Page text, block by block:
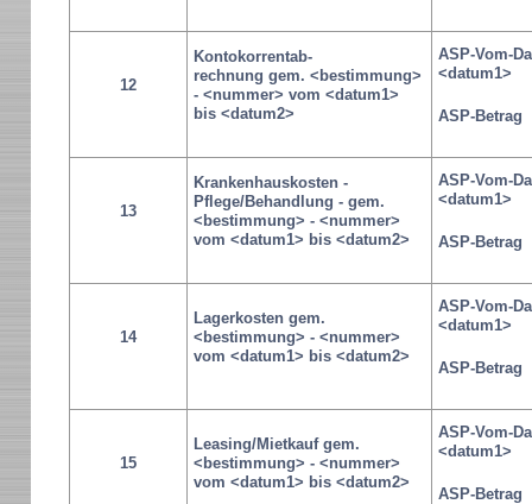
12
Kontokorrentab-
rechnung gem. <bestimmung>
- <nummer> vom <datum1>
bis <datum2>
ASP-Vom-
<datum1>
ASP-Betrag
13
Krankenhauskosten -
Pflege/Behandlung - gem.
<bestimmung> - <nummer>
vom <datum1> bis <datum2>
ASP-Vom-
<datum1>
ASP-Betrag
14
Lagerkosten gem.
<bestimmung> - <nummer>
vom <datum1> bis <datum2>
ASP-Vom-
<datum1>
ASP-Betrag
15
Leasing/Mietkauf gem.
<bestimmung> - <nummer>
vom <datum1> bis <datum2>
ASP-Vom-
<datum1>
ASP-Betrag